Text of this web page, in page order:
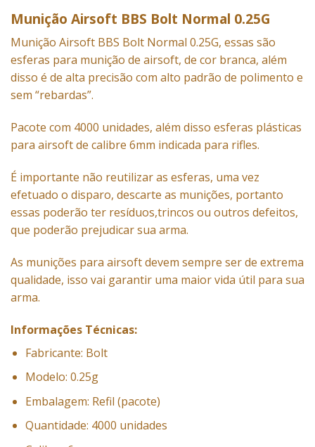
Munição Airsoft BBS Bolt Normal 0.25G
Munição Airsoft BBS Bolt Normal 0.25G, essas são
esferas para munição de airsoft, de cor branca, além
disso é de alta precisão com alto padrão de polimento e
sem “rebardas”.
Pacote com 4000 unidades, além disso esferas plásticas
para airsoft de calibre 6mm indicada para rifles.
É importante não reutilizar as esferas, uma vez
efetuado o disparo, descarte as munições, portanto
essas poderão ter resíduos,trincos ou outros defeitos,
que poderão prejudicar sua arma.
As munições para airsoft devem sempre ser de extrema
qualidade, isso vai garantir uma maior vida útil para sua
arma.
Informações Técnicas:
Fabricante: Bolt
Modelo: 0.25g
Embalagem: Refil (pacote)
Quantidade: 4000 unidades